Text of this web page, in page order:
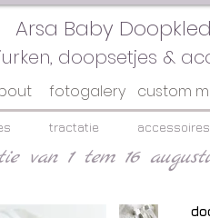
Arsa Baby
doopsetjes &
fotogalery custom
tractatie accessoires
van 1 tem 16